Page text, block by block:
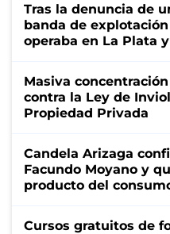
Tras la denuncia de
banda de
operaba en La Plata
Masiva
contra la Ley de
Propiedad Privada
Candela Arizaga
Facundo Moyano y
producto del
Cursos gratuitos de